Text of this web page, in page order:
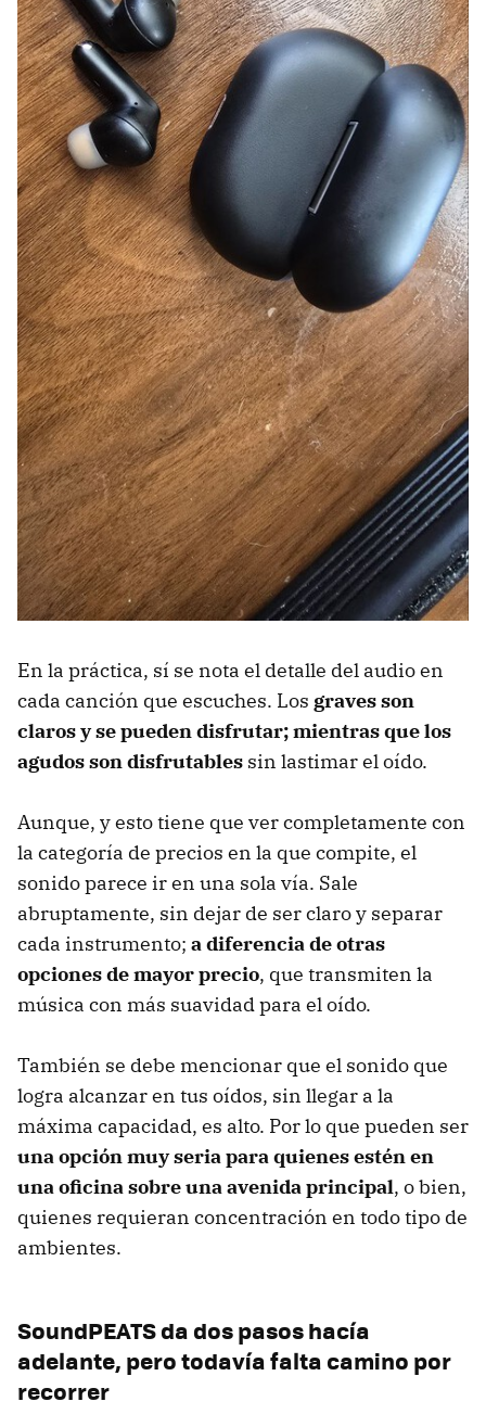
En la práctica, sí se nota el detalle del audio en
cada canción que escuches. Los graves son
claros y se pueden disfrutar; mientras que los
agudos son disfrutables sin lastimar el oído.
Aunque, y esto tiene que ver completamente con
la categoría de precios en la que compite, el
sonido parece ir en una sola vía. Sale
abruptamente, sin dejar de ser claro y separar
cada instrumento; a diferencia de otras
opciones de mayor precio, que transmiten la
música con más suavidad para el oído.
También se debe mencionar que el sonido que
logra alcanzar en tus oídos, sin llegar a la
máxima capacidad, es alto. Por lo que pueden ser
una opción muy seria para quienes estén en
una oficina sobre una avenida principal, o bien,
quienes requieran concentración en todo tipo de
ambientes.
SoundPEATS da dos pasos hacía
adelante, pero todavía falta camino por
recorrer